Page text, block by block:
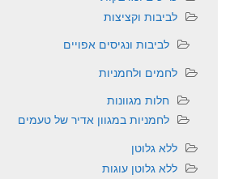
לביבות וקציצות
לביבות ונגיסים אפויים
לחמים ולחמניות
חלות מגוונות
לחמניות במגוון אדיר של טעמים
ללא גלוטן
ללא גלוטן עוגות